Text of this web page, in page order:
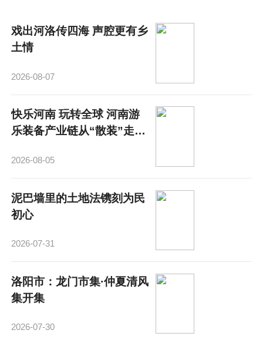
戏出河洛传四海 声腔更有乡
土情
2026-08-07
快乐河南 玩转全球 河南游
乐装备产业链从“散装”走
2026-08-05
泥巴墙里的土地法镌刻为民
初心
2026-07-31
洛阳市：龙门市集·仲夏清风
集开集
2026-07-30